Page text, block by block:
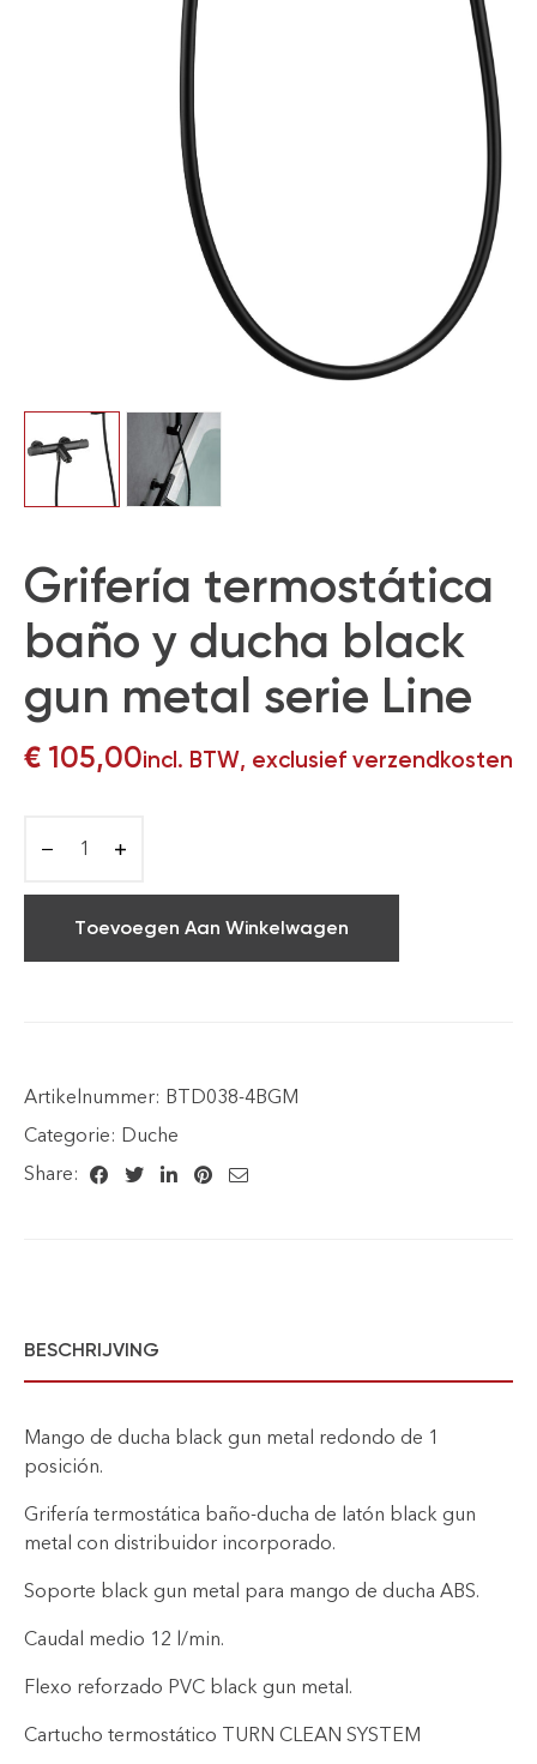
Grifería termostática
baño y ducha black
gun metal serie Line
€ 105,00incl. BTW, exclusief verzendkosten
Toevoegen Aan Winkelwagen
Artikelnummer: BTD038-4BGM
Categorie: Duche
Share:
BESCHRIJVING
Mango de ducha black gun metal redondo de 1
posición.
Grifería termostática baño-ducha de latón black gun
metal con distribuidor incorporado.
Soporte black gun metal para mango de ducha ABS.
Caudal medio 12 l/min.
Flexo reforzado PVC black gun metal.
Cartucho termostático TURN CLEAN SYSTEM